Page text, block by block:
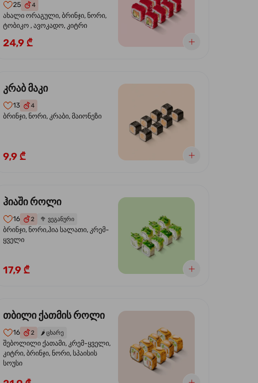
25 4
ახალი ორაგული, ბრინჯი, ნორი,
ტობიკო , ავოკადო, კიტრი
24,9 ₾
კრაბ მაკი
13 4
ბრინჯი, ნორი, კრაბი, მაიონეზი
9,9 ₾
ჰიაში როლი
16 2 🥦 ვეგანური
ბრინჯი, ნორი,ჰია სალათი, კრემ-
ყველი
17,9 ₾
თბილი ქათმის როლი
16 2 🌶️ ცხარე
შებოლილი ქათამი, კრემ-ყველი,
კიტრი, ბრინჯი, ნორი, სპაისის
სოუსი